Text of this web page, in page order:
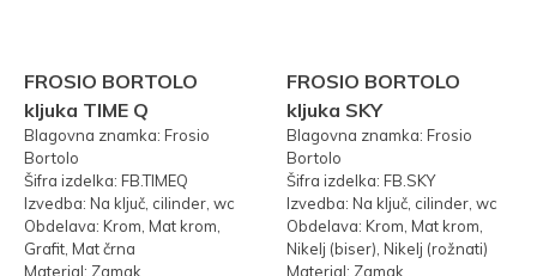
FROSIO BORTOLO
kljuka TIME Q
Blagovna znamka: Frosio
Bortolo
Šifra izdelka: FB.TIMEQ
Izvedba: Na ključ, cilinder, wc
Obdelava: Krom, Mat krom,
Grafit, Mat črna
Material: Zamak
FROSIO BORTOLO
kljuka SKY
Blagovna znamka: Frosio
Bortolo
Šifra izdelka: FB.SKY
Izvedba: Na ključ, cilinder, wc
Obdelava: Krom, Mat krom,
Nikelj (biser), Nikelj (rožnati)
Material: Zamak